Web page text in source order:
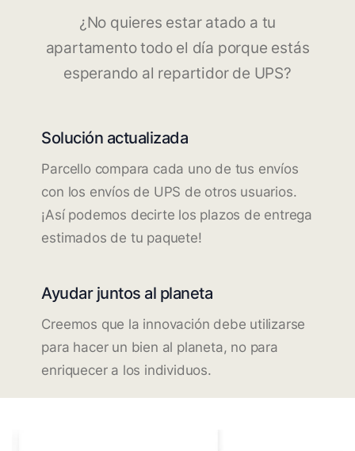
¿No quieres estar atado a tu
apartamento todo el día porque estás
esperando al repartidor de UPS?
Solución actualizada
Parcello compara cada uno de tus envíos
con los envíos de UPS de otros usuarios.
¡Así podemos decirte los plazos de entrega
estimados de tu paquete!
Ayudar juntos al planeta
Creemos que la innovación debe utilizarse
para hacer un bien al planeta, no para
enriquecer a los individuos.